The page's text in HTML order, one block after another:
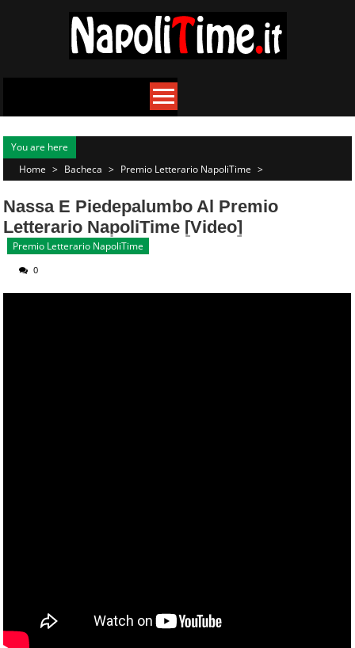
You are here
Home > Bacheca > Premio Letterario NapoliTime >
Nassa E Piedepalumbo Al Premio
Letterario NapoliTime [Video]
Premio Letterario NapoliTime
0